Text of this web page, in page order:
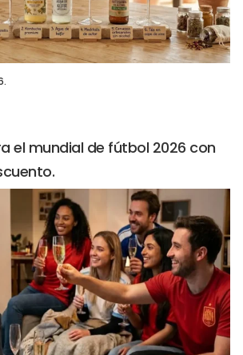
el mundial de fútbol 2026 con